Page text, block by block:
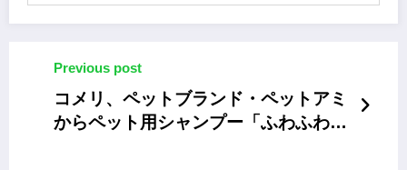
Previous post
コメリ、ペットブランド・ペットアミ
からペット用シャンプー「ふわふわ泡